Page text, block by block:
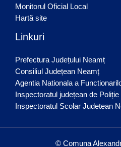
Monitorul Oficial Local
Hartă site
Linkuri
Prefectura Județului Neamț
Consiliul Județean Neamț
Agentia Nationala a
Inspectoratul județean de Poliție
Inspectoratul Scolar Judetean
© Comuna